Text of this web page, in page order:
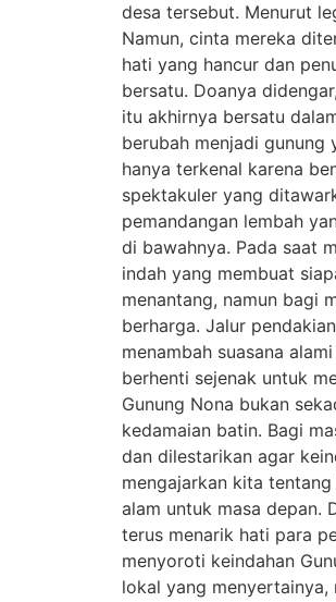
desa tersebut. Menurut
Namun, cinta mereka
hati yang hancur dan
bersatu. Doanya
itu akhirnya bersatu
berubah menjadi gunung
hanya terkenal karena
spektakuler yang
pemandangan lembah
di bawahnya. Pada saat
indah yang membuat
menantang, namun bagi
berharga. Jalur
menambah suasana
berhenti sejenak untuk
Gunung Nona bukan
kedamaian batin. Bagi
dan dilestarikan agar
mengajarkan kita
alam untuk masa depan.
terus menarik hati para
menyoroti keindahan
lokal yang menyertainya,